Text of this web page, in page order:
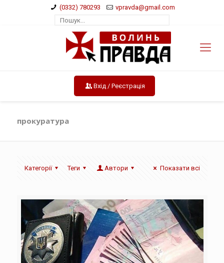
(0332) 780293 vpravda@gmail.com
Вхід / Реєстрація
прокуратура
Категорії Теги Автори Показати всі